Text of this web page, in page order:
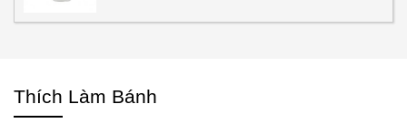
Thích Làm Bánh